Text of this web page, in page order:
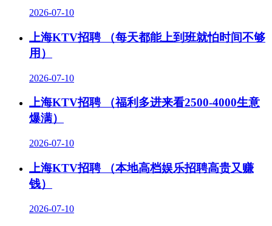
2026-07-10
上海KTV招聘 （每天都能上到班就怕时间不够
用）
2026-07-10
上海KTV招聘 （福利多进来看2500-4000生意
爆满）
2026-07-10
上海KTV招聘 （本地高档娱乐招聘高贵又赚
钱）
2026-07-10